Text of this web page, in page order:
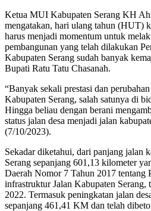
Ketua MUI Kabupaten Serang KH
mengatakan, hari ulang tahun (HUT)
harus menjadi momentum untuk
pembangunan yang telah dilakukan
Kabupaten Serang sudah banyak
Bupati Ratu Tatu Chasanah.
“Banyak sekali prestasi dan
Kabupaten Serang, salah satunya di
Hingga beliau dengan berani
status jalan desa menjadi jalan
(7/10/2023).
Sekadar diketahui, dari panjang jalan
Serang sepanjang 601,13 kilometer
Daerah Nomor 7 Tahun 2017 tentang
infrastruktur Jalan Kabupaten Serang,
2022. Termasuk peningkatan jalan
sepanjang 461,41 KM dan telah